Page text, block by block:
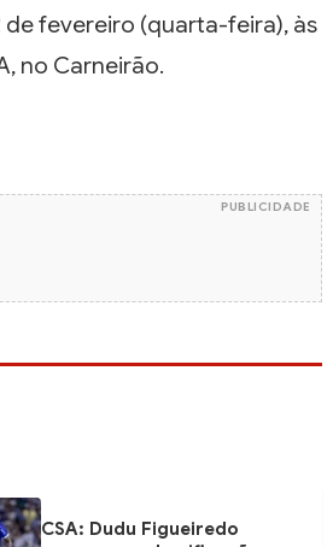
de fevereiro (quarta-feira), às
no Carneirão.
PUBLICIDADE
CSA: Dudu Figueiredo